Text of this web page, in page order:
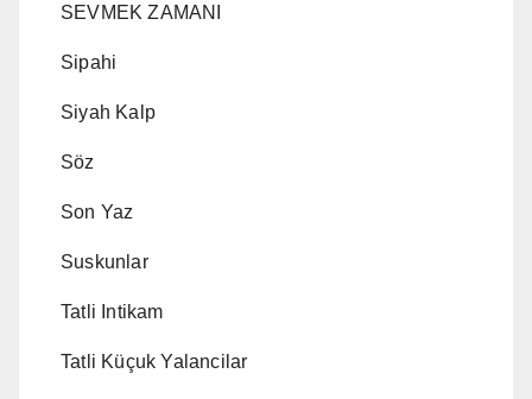
SEVMEK ZAMANI
Sipahi
Siyah Kalp
Söz
Son Yaz
Suskunlar
Tatli Intikam
Tatli Küçuk Yalancilar